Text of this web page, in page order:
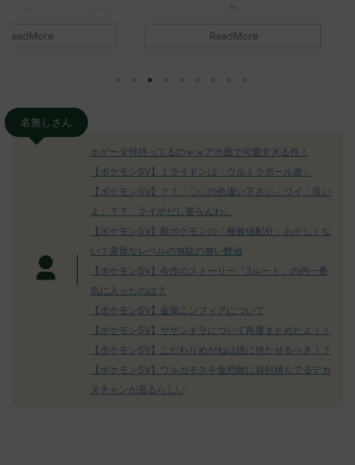
test/re
リージョ
ただダグト
れたウミト
う思ってる？ 初めの記事 元のス
ッグヘルムかっこいいから助かる 名
決めた！ (ﾜｯﾁｮｲW b524-NwUu)
2023/06/28(水 ...
たラウドボ
しさん0624
名無しさん
ホゲータ何持ってるのｗｗアホ面で可愛すぎる件！
【ポケモンSV】ミライドンは「ウルトラボール派」
【ポケモンSV】？？「〇〇の色違い下さい」ワイ「良い
よ」？？「クイボだし要らんわ」
【ポケモンSV】新ポケモンの「種族値配分」おかしくな
い？露骨なレベルの無駄の無い数値
【ポケモンSV】今作のストーリー「3ルート」の内一番
気に入ったのは？
【ポケモンSV】金策ニンフィアについて
【ポケモンSV】サザンドラについて再度まとめたよ！！
【ポケモンSV】こだわりめがねは誰に持たせるべき！？
【ポケモンSV】ウルガモスを仮想敵に岩封積んでるデカ
ヌチャンが居るらしい